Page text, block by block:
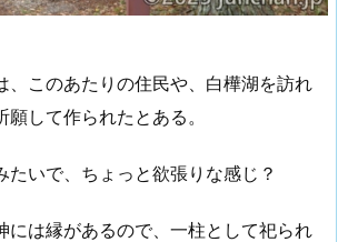
、このあたりの住民や、白樺湖を訪れ
して作られたとある。
たいで、ちょっと欲張りな感じ？
には縁があるので、一柱として祀られ